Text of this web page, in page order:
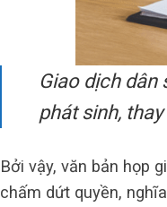
Giao dịch dân
phát sinh,
Bởi vậy, văn bản họp
chấm dứt quyền,